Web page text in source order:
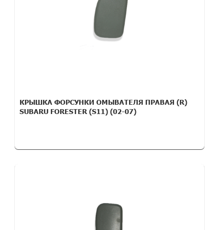
КРЫШКА ФОРСУНКИ ОМЫВАТЕЛЯ ПРАВАЯ (R)
SUBARU FORESTER (S11) (02-07)